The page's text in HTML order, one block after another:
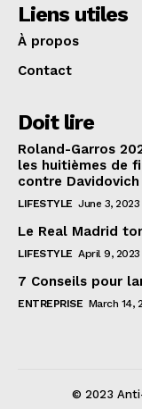
Liens utiles
À propos
Contact
Doit lire
Roland-Garros
les huitièmes de
contre Davidovich
LIFESTYLE June 3, 2023
Le Real Madrid
LIFESTYLE April 9, 2023
7 Conseils pour
ENTREPRISE March 14,
© 2023